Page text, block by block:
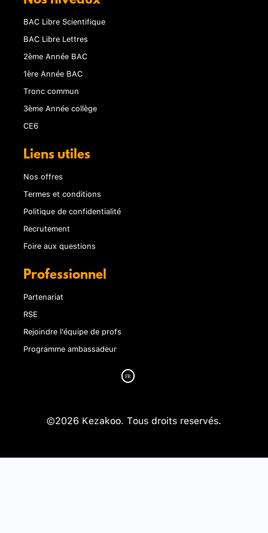
BAC Libre Scientifique
BAC Libre Lettres
2ème Année BAC
1ère Année BAC
Tronc commun
3ème Année collège
CE6
Liens utiles
Nos offres
Termes et conditions
Politique de confidentialité
Recrutement
Foire aux questions
Professionnel
Partenariat
RSE
Rejoindre l'équipe de profs
Programme ambassadeur
©2026 Kezakoo. Tous droits reservés.